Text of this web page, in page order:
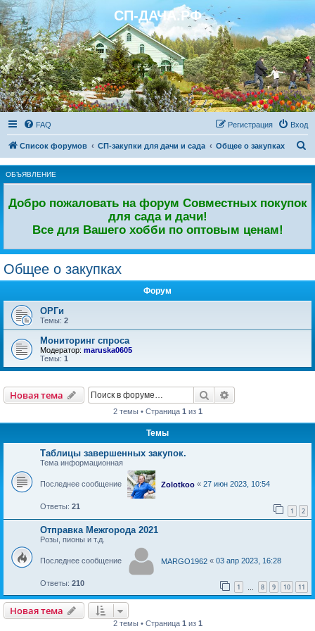
Регистрация СП-ДАЧА.РФ
FAQ Вход
Регистрация
Список форумов СП-закупки для дачи и сада Общее о закупках
ОБЪЯВЛЕНИЕ
Добро пожаловать на форум Совместных покупок
для сада и дачи!
Все для Вашего хобби по оптовым ценам!
Общее о закупках
Форум
ОРГи
Темы: 2
Мониторинг спроса
Модератор: maruska0605
Темы: 1
Новая тема
Новаятема Поиск
2 темы • Страница 1 из 1
Темы
Таблицы завершенных закупок.
Тема информационная
Последнее сообщение Zolotkoo « 27 июн 2023, 10:54
Ответы: 21 1 2
Отправка Межгорода 2021
Розы, пионы и т.д.
Последнее сообщение MARGO1962 « 03 апр 2023, 16:28
Ответы: 210 1 8 9 10 11
Новая тема
Новаятема
2 темы • Страница 1 из 1